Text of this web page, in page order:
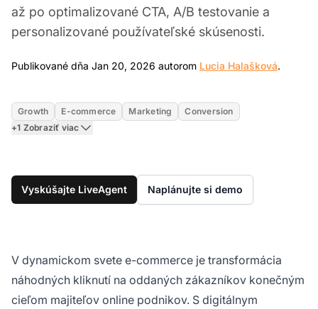
až po optimalizované CTA, A/B testovanie a
personalizované používateľské skúsenosti.
Publikované dňa Jan 20, 2026 autorom Lucia Halašková.
Growth E-commerce Marketing
Conversion
+1 Zobraziť viac
Vyskúšajte LiveAgent Naplánujte si demo
V dynamickom svete e-commerce je transformácia
náhodných kliknutí na oddaných zákazníkov konečným
cieľom majiteľov online podnikov. S digitálnym